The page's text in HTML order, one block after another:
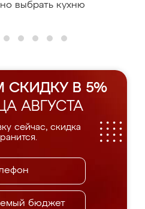
выбрать кухню
СКИДКУ В 5%
АВГУСТА
сейчас, скидка
бюджет